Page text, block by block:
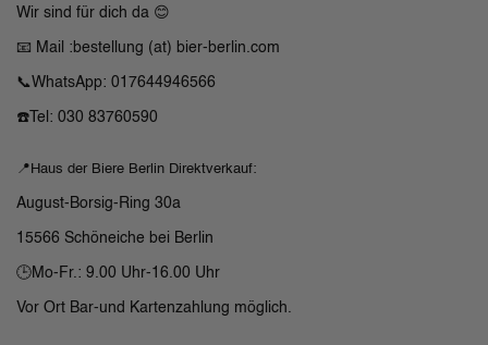
Wir sind für dich da 😊
📧 Mail :bestellung (at) bier-berlin.com
📞WhatsApp: 017644946566
☎️Tel: 030 83760590
📍Haus der Biere Berlin Direktverkauf:
August-Borsig-Ring 30a
15566 Schöneiche bei Berlin
🕒Mo-Fr.: 9.00 Uhr-16.00 Uhr
Vor Ort Bar-und Kartenzahlung möglich.